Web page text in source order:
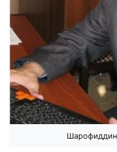
Шарофиддин